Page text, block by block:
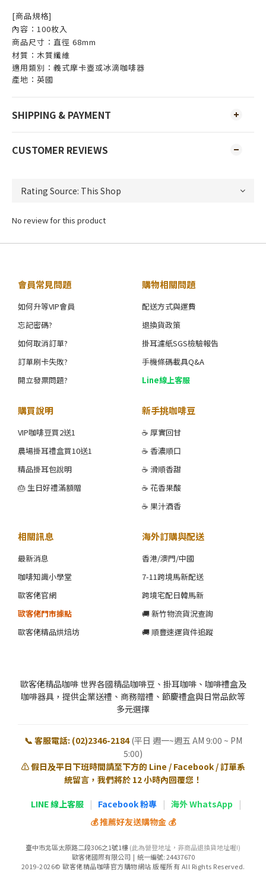
[商品規格]
內容：100枚入
商品尺寸：直徑 68mm
材質：木質纖維
適用類別：義式摩卡壺或冰滴咖啡器
產地：英國
SHIPPING & PAYMENT
CUSTOMER REVIEWS
No review for this product
會員常見問題
如何升等VIP會員
忘記密碼?
如何取消訂單?
訂單刷卡失敗?
開立發票問題?
購物相關問題
配送方式與運費
退換貨政策
掛耳濾紙SGS檢驗報告
手機條碼載具Q&A
Line線上客服
購買說明
VIP咖啡豆買2送1
農場掛耳禮盒買10送1
精品掛耳包說明
🎂 生日好禮滿額贈
新手挑咖啡豆
☕ 厚實回甘
☕ 香濃順口
☕ 滑順香甜
☕ 花香果酸
☕ 果汁酒香
相關訊息
最新消息
咖啡知識小學堂
歐客佬官網
歐客佬門市據點
歐客佬精品烘焙坊
海外訂購與配送
香港/澳門/中國
7-11跨境馬新配送
跨境宅配日韓馬新
🚚 新竹物流貨況查詢
🚚 順豐速運貨件追蹤
歐客佬精品咖啡 世界各國精品咖啡豆、掛耳咖啡、咖啡禮盒及
咖啡器具，提供企業送禮、商務贈禮、節慶禮盒與日常品飲等
多元選擇
📞 客服電話: (02)2346-2184 (平日 週一~週五 AM 9:00 ~ PM
5:00)
⚠️ 假日及平日下班時間請至下方的 Line / Facebook / 訂單系
統留言，我們將於 12 小時內回覆您！
LINE 線上客服 | Facebook 粉專 | 海外 WhatsApp
|
💰 推薦好友送購物金 💰
臺中市北區太原路二段306之1號1樓(此為營登地址，非商品退換貨地址喔!)
歐客佬國際有限公司 | 統一編號: 24437670
2019-2026© 歐客佬精品咖啡官方購物網站 版權所有 All Rights Reserved.